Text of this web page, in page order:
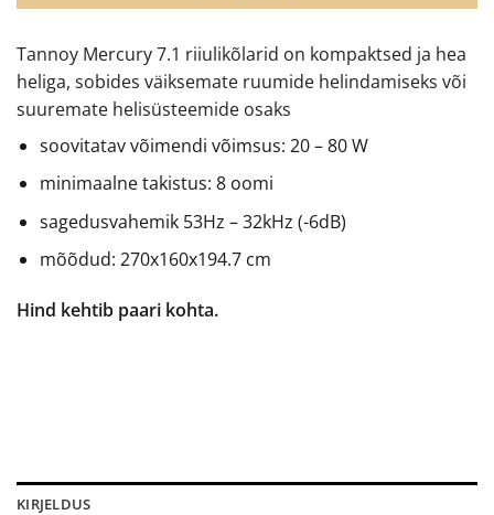
Tannoy Mercury 7.1 riiulikõlarid on kompaktsed ja hea
heliga, sobides väiksemate ruumide helindamiseks või
suuremate helisüsteemide osaks
soovitatav võimendi võimsus: 20 – 80 W
minimaalne takistus: 8 oomi
sagedusvahemik 53Hz – 32kHz (-6dB)
mõõdud: 270x160x194.7 cm
Hind kehtib paari kohta.
KIRJELDUS